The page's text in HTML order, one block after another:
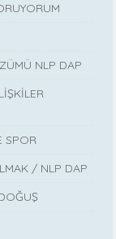
NLP DAP
SPOR
/ NLP DAP